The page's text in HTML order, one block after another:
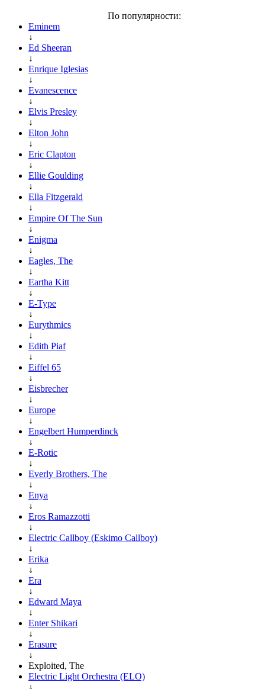
По популярности:
Eminem
↓
Ed Sheeran
↓
Enrique Iglesias
↓
Evanescence
↓
Elvis Presley
↓
Elton John
↓
Eric Clapton
↓
Ellie Goulding
↓
Ella Fitzgerald
↓
Empire Of The Sun
↓
Enigma
↓
Eagles, The
↓
Eartha Kitt
↓
E-Type
↓
Eurythmics
↓
Edith Piaf
↓
Eiffel 65
↓
Eisbrecher
↓
Europe
↓
Engelbert Humperdinck
↓
E-Rotic
↓
Everly Brothers, The
↓
Enya
↓
Eros Ramazzotti
↓
Electric Callboy (Eskimo Callboy)
↓
Erika
↓
Era
↓
Edward Maya
↓
Enter Shikari
↓
Erasure
↓
Exploited, The
Electric Light Orchestra (ELO)
↓